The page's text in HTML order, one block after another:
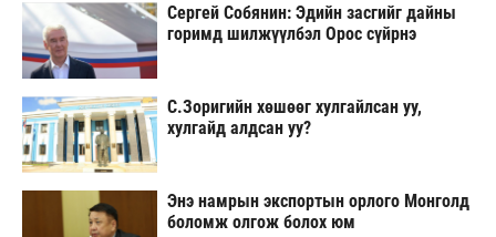
Сергей Собянин: Эдийн засгийг дайны
горимд шилжүүлбэл Орос сүйрнэ
С.Зоригийн хөшөөг хулгайлсан уу,
хулгайд алдсан уу?
Энэ намрын экспортын орлого Монголд
боломж олгож болох юм